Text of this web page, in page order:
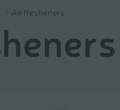
Air fresheners